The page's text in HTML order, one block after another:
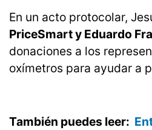
En un acto protocolar,
PriceSmart y Eduardo
donaciones a los
oxímetros para ayudar a
También puedes leer: